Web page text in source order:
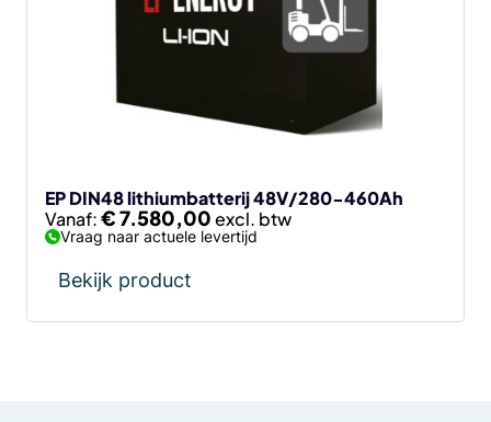
EP DIN48 lithiumbatterij 48V/280-460Ah
Vanaf:€7.580,00
Vraag naar actuele levertijd
Bekijk product
de
productpagina